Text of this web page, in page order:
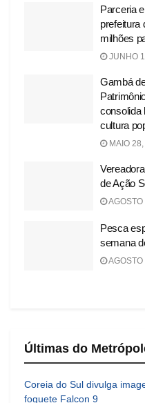
Parceria
prefeitura
milhões
JUNHO
Gambá
consolida
cultura
MAIO 28,
de Ação
AGOSTO
Pesca
semana
AGOSTO
Últimas do
Coreia do Sul divulga
foguete Falcon 9